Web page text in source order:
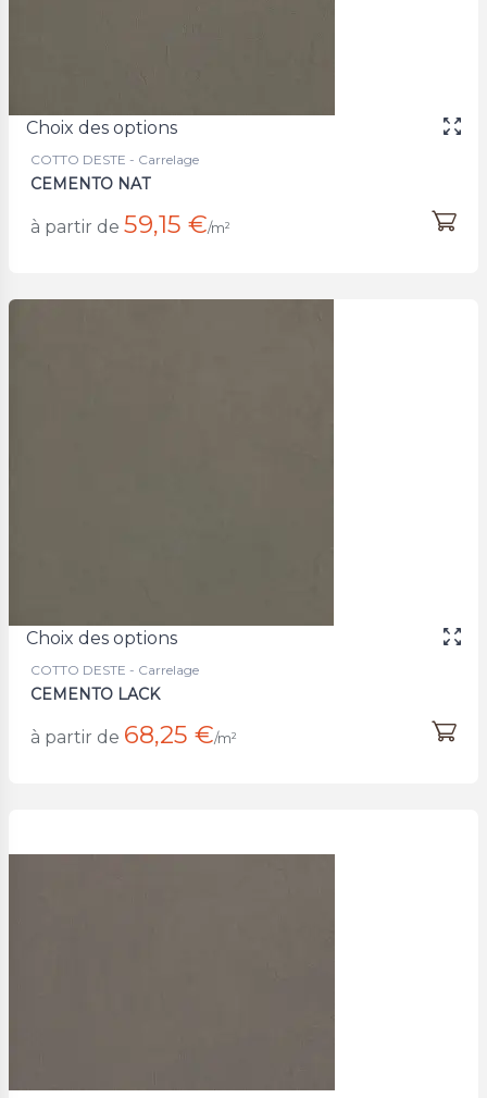
Choix des options
COTTO DESTE - Carrelage
CEMENTO NAT
à partir de 59,15 €/m²
Choix des options
COTTO DESTE - Carrelage
CEMENTO LACK
à partir de 68,25 €/m²